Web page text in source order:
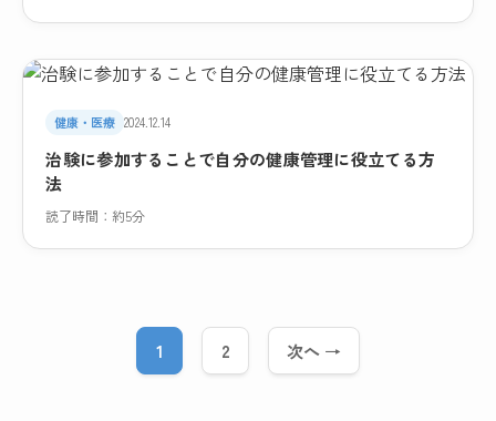
健康・医療 2024.12.14
治験に参加することで自分の健康管理に役立てる方
法
読了時間：約5分
1 2 次へ →